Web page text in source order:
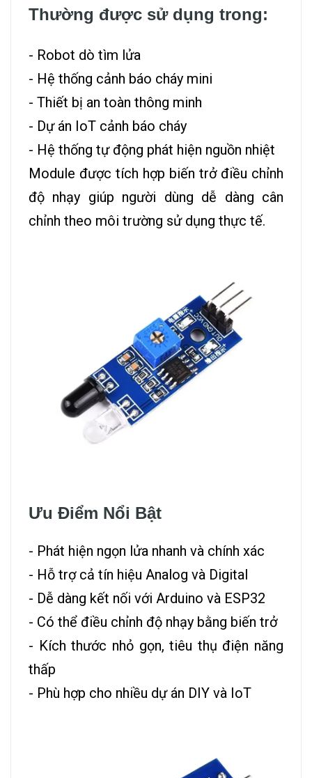
Thường được sử dụng trong:
- Robot dò tìm lửa
- Hệ thống cảnh báo cháy mini
- Thiết bị an toàn thông minh
- Dự án IoT cảnh báo cháy
- Hệ thống tự động phát hiện nguồn nhiệt
Module được tích hợp biến trở điều chỉnh
độ nhạy giúp người dùng dễ dàng cân
chỉnh theo môi trường sử dụng thực tế.
Ưu Điểm Nổi Bật
- Phát hiện ngọn lửa nhanh và chính xác
- Hỗ trợ cả tín hiệu Analog và Digital
- Dễ dàng kết nối với Arduino và ESP32
- Có thể điều chỉnh độ nhạy bằng biến trở
- Kích thước nhỏ gọn, tiêu thụ điện năng
thấp
- Phù hợp cho nhiều dự án DIY và IoT